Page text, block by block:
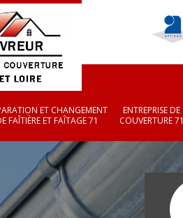
ET CHANGEMENT
FAÎTIÈRE ET FAÎTAGE 71
ENTREPRISE DE
COUVERTURE 71